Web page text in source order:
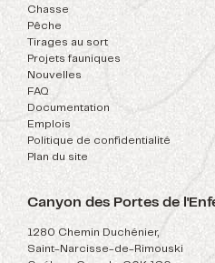
Nouvelles
FAQ
Chasse
Documentation
Pêche
Emplois
Tirages au sort
Politique de confidentialité
Projets fauniques
Plan du site
Canyon des Portes de
1280 Chemin Duchénier,
Saint-Narcisse-de-Rimouski